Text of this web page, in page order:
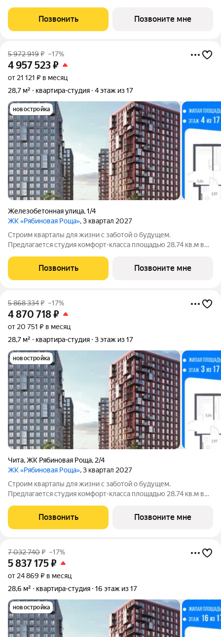
комплексе "Рябиновая Роща".Квартиры без отделки.
Доступность опции "отделка" и
Позвонить Позвоните мне
5 972 919₽ –17%
4 957 523₽
от 21 121 ₽ в месяц
28,7 м²
квартира-студия 4 этаж из 17
новостройка
Железобетонная улица,1/4
ЖК «Рябиновая Роща», 3 квартал 2027
Строим кварталы для жизни с заботой о будущем.
Предлагается студия комфорт-класса площадью 28.74 кв.м в
комплексе "Рябиновая Роща".Квартиры без отделки.
Доступность опции "отделка" и
Позвонить Позвоните мне
5 868 334₽ –17%
4 870 718₽
от 20 751 ₽ в месяц
28,7 м²
квартира-студия 3 этаж из 17
новостройка
Чита,ЖК Рябиновая Роща, 2/4
ЖК «Рябиновая Роща», 3 квартал 2027
Строим кварталы для жизни с заботой о будущем.
Предлагается студия комфорт-класса площадью 28.74 кв.м в
комплексе "Рябиновая Роща".Квартиры без отделки.
Доступность опции "отделка" и
Позвонить Позвоните мне
7 032 740₽ –17%
5 837 175₽
от 24 869 ₽ в месяц
28,6 м²
квартира-студия 16 этаж из 17
новостройка